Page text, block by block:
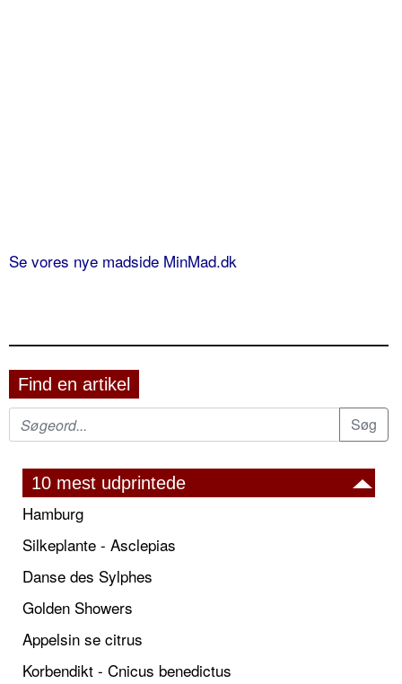
Se vores nye madside MinMad.dk
Find en artikel
10 mest udprintede
Hamburg
Silkeplante - Asclepias
Danse des Sylphes
Golden Showers
Appelsin se citrus
Korbendikt - Cnicus benedictus